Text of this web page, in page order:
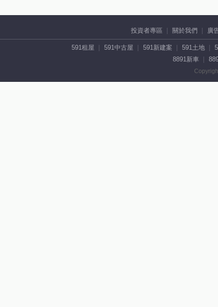
投資者專區 關於我們 廣
591租屋 591中古屋 591新建案 591土地
8891新車